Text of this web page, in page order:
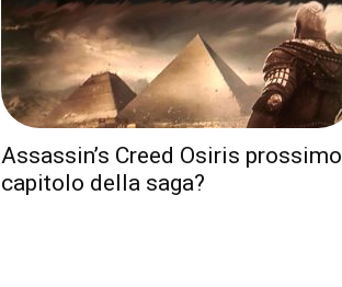
Assassin’s Creed Osiris prossimo
capitolo della saga?